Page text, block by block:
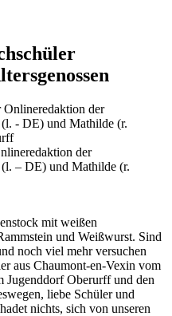
der
– DE) und Mathilde (r.
mit weißen
und Weißwurst. Sind
noch viel mehr versuchen
aus Chaumont-en-Vexin vom
Oberurff und den
liebe Schüler und
nichts, sich von unseren